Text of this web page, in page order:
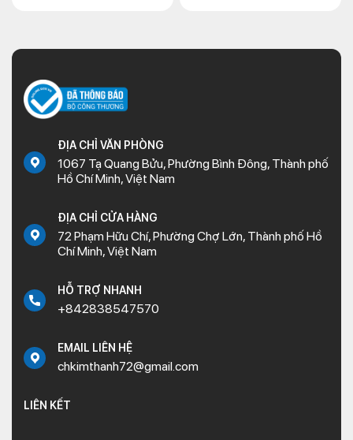
ĐỊA CHỈ VĂN PHÒNG
1067 Tạ Quang Bửu, Phường Bình Đông, Thành phố
Hồ Chí Minh, Việt Nam
ĐỊA CHỈ CỬA HÀNG
72 Phạm Hữu Chí, Phường Chợ Lớn, Thành phố Hồ
Chí Minh, Việt Nam
HỖ TRỢ NHANH
+842838547570
EMAIL LIÊN HỆ
chkimthanh72@gmail.com
LIÊN KẾT